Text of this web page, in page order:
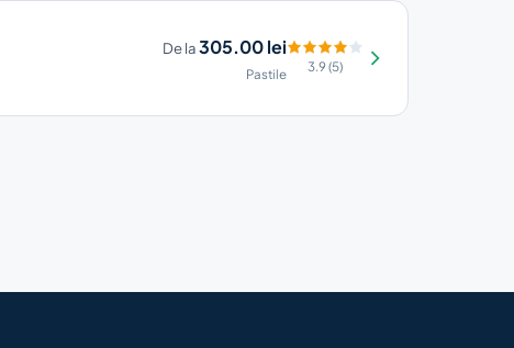
De la305.00 lei
Pastile 3.9 (5)